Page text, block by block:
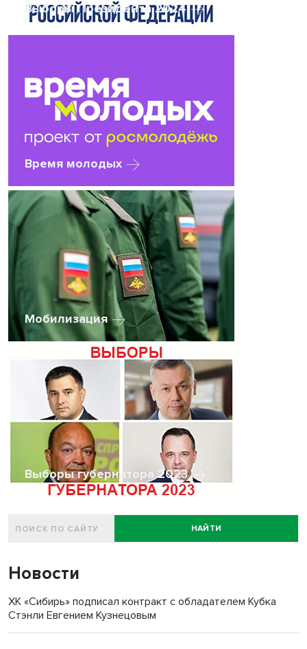
Выборы Президента 2024
Время молодых
Мобилизация
Выборы губернатора 2023
НАЙТИ
Новости
ХК «Сибирь» подписал контракт с обладателем Кубка
Стэнли Евгением Кузнецовым